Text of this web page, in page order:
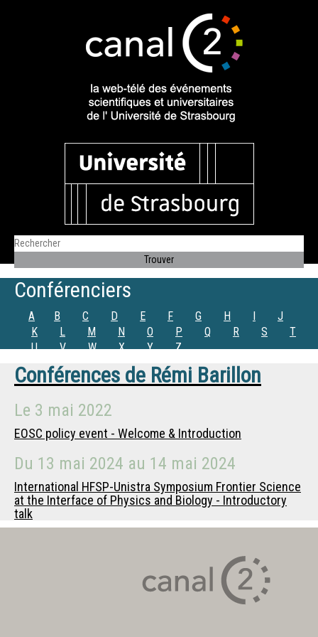
Conférenciers
A B C D E F G H I
J
K
L M N O P Q R S
T
U
V W X Y Z
Conférences de Rémi Barillon
Le 3 mai 2022
EOSC policy event - Welcome & Introduction
Du 13 mai 2024 au 14 mai 2024
International HFSP-Unistra Symposium Frontier Science
at the Interface of Physics and Biology - Introductory
talk